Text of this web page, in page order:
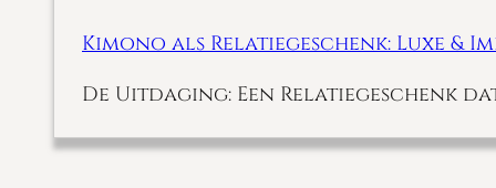
Kimono als Relatiegeschenk: Luxe &
De Uitdaging: Een Relatiegeschenk